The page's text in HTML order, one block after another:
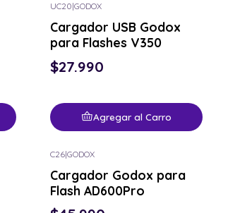
UC20|GODOX
Cargador USB Godox
para Flashes V350
$27.990
Agregar al Carro
C26|GODOX
Cargador Godox para
Flash AD600Pro